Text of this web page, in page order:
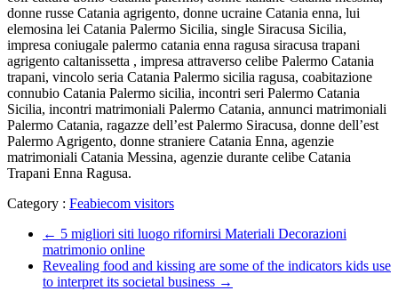
donne russe Catania agrigento, donne ucraine Catania enna, lui
elemosina lei Catania Palermo Sicilia, single Siracusa Sicilia,
impresa coniugale palermo catania enna ragusa siracusa trapani
agrigento caltanissetta , impresa attraverso celibe Palermo Catania
trapani, vincolo seria Catania Palermo sicilia ragusa, coabitazione
connubio Catania Palermo sicilia, incontri seri Palermo Catania
Sicilia, incontri matrimoniali Palermo Catania, annunci matrimoniali
Palermo Catania, ragazze dell’est Palermo Siracusa, donne dell’est
Palermo Agrigento, donne straniere Catania Enna, agenzie
matrimoniali Catania Messina, agenzie durante celibe Catania
Trapani Enna Ragusa.
Category : Feabiecom visitors
← 5 migliori siti luogo rifornirsi Materiali Decorazioni
matrimonio online
Revealing food and kissing are some of the indicators kids use
to interpret its societal business →